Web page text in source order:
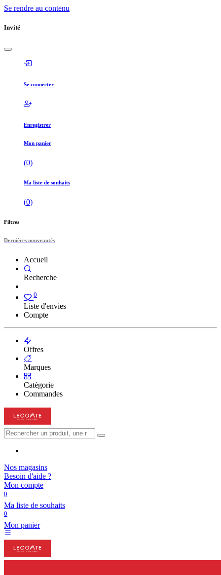
Se rendre au contenu
Invité
Se connecter
Enregistrer
Mon panier
(0)
Ma liste de souhaits
(0)
Filtres
Dernières nouveautés
Accueil
Recherche
0
Liste d'envies
Compte
Offres
Marques
Catégorie
Commandes
Nos magasins
Besoin d'aide ?
Mon compte
0
Ma liste de souhaits
0
Mon panier